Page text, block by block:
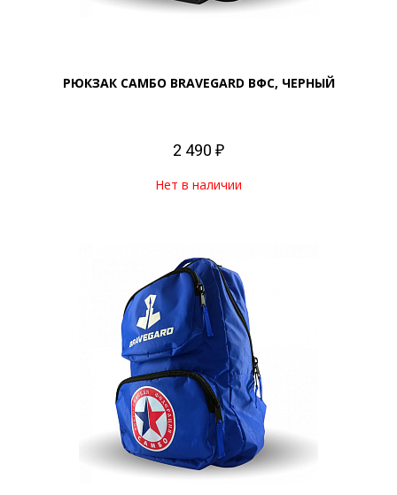
РЮКЗАК САМБО BRAVEGARD ВФС, ЧЕРНЫЙ
2 490 ₽
Нет в наличии